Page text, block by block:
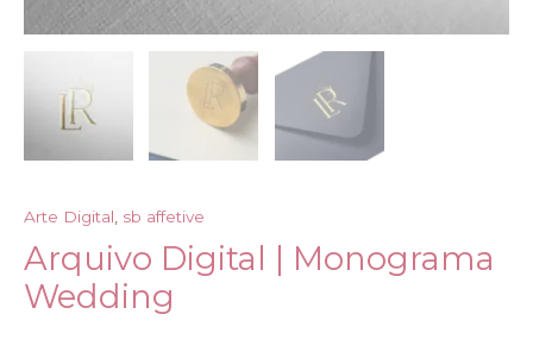
Arte Digital sb affetive
Arquivo Digital | Monograma
Wedding